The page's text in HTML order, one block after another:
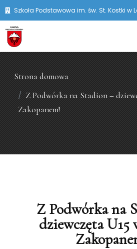
Szkoła Podstawowa im. św. St. Kostki w
Strona domowa
Z Podwórka na Stadion –
Zakopanem!
Z Podwórka na
dziewczęta U15